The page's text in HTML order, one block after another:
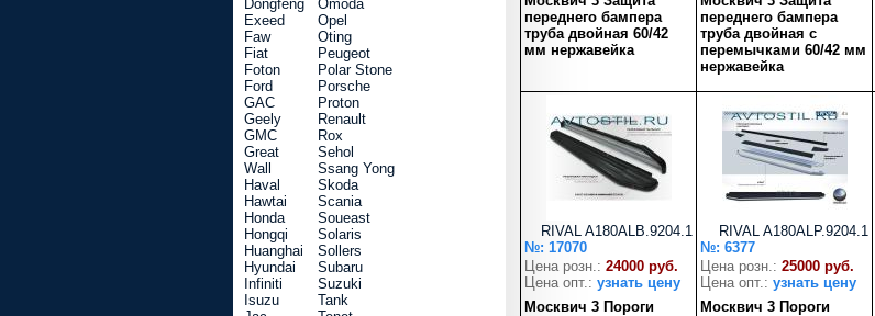
переднего бампера
труба двойная 60/42
мм нержавейка
переднего бампера
труба двойная с
перемычками 60/42 мм
нержавейка
RIVAL A180ALB.9204.1
№: 17070
Цена розн.: 24000 руб.
Цена опт.: узнать цену
Москвич 3 Пороги
RIVAL A180ALP.9204.1
№: 6377
Цена розн.: 25000 руб.
Цена опт.: узнать цену
Москвич 3 Пороги
Dongfeng
Exeed
Faw
Fiat
Foton
Ford
GAC
Geely
GMC
Great
Wall
Haval
Hawtai
Honda
Hongqi
Huanghai
Hyundai
Infiniti
Isuzu
Omoda
Opel
Oting
Peugeot
Polar Stone
Porsche
Proton
Renault
Rox
Sehol
Ssang Yong
Skoda
Scania
Soueast
Solaris
Sollers
Subaru
Suzuki
Tank